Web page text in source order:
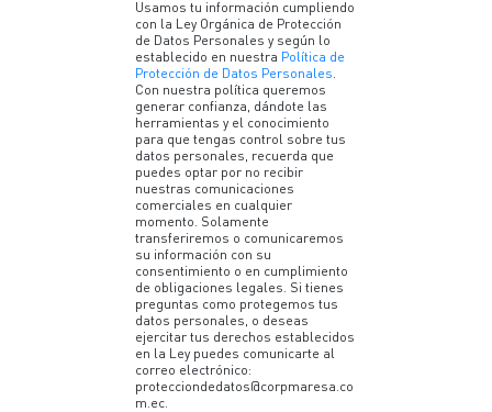
Usamos tu información cumpliendo
con la Ley Orgánica de Protección
de Datos Personales y según lo
establecido en nuestra Política de
Protección de Datos Personales
Con nuestra política queremos
generar confianza, dándote las
herramientas y el conocimiento
para que tengas control sobre tus
datos personales, recuerda que
puedes optar por no recibir
nuestras comunicaciones
comerciales en cualquier
momento. Solamente
transferiremos o comunicaremos
su información con su
consentimiento o en cumplimiento
de obligaciones legales. Si tienes
preguntas como protegemos tus
datos personales, o deseas
ejercitar tus derechos establecidos
en la Ley puedes comunicarte al
correo electrónico:
protecciondedatos@corpmaresa.co
m.ec.